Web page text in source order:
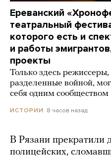
Ереванский
театральный
которого есть и
и работы
проекты
Только здесь
разделенные войной,
себя одним сообществом
ИСТОРИИ 8 часов назад
В Рязани прекратили
полицейских,